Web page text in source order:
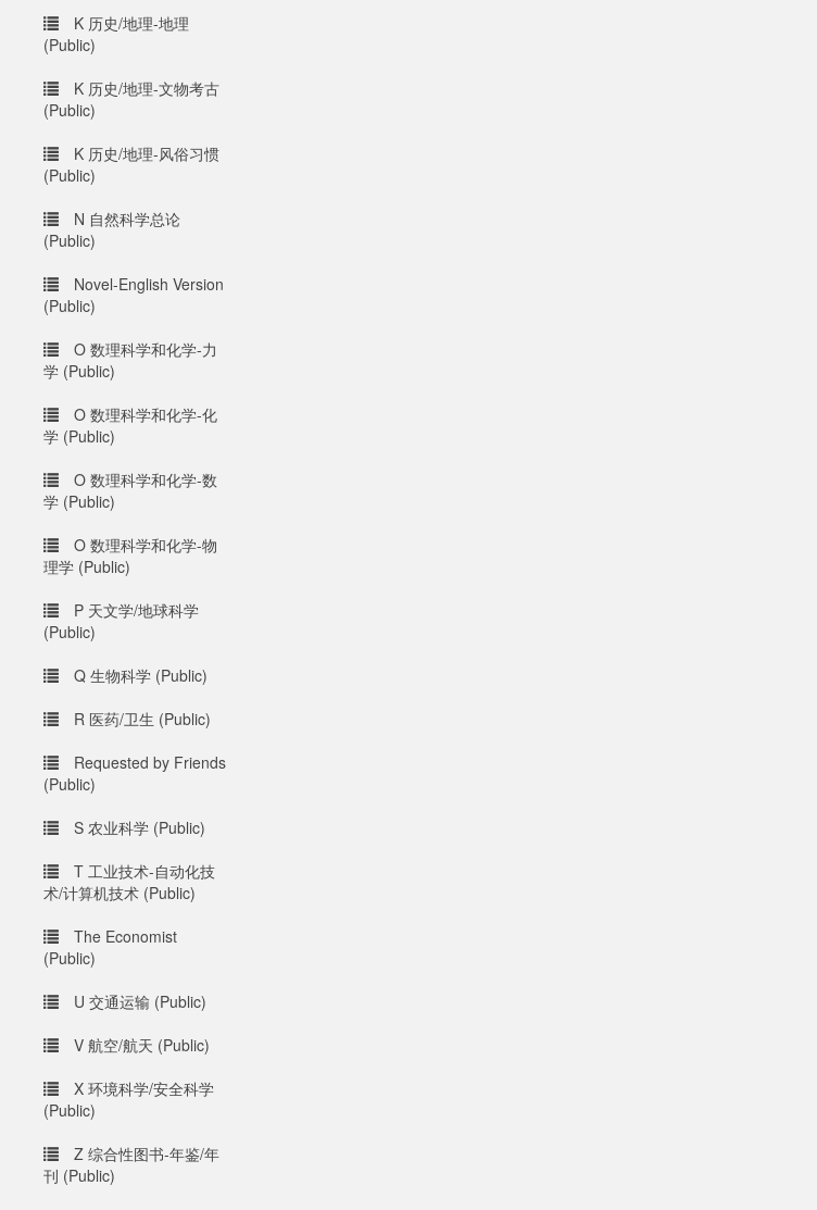
K 历史/地理-地理
(Public)
K 历史/地理-文物考古
(Public)
K 历史/地理-风俗习惯
(Public)
N 自然科学总论
(Public)
Novel-English Version
(Public)
O 数理科学和化学-力
学 (Public)
O 数理科学和化学-化
学 (Public)
O 数理科学和化学-数
学 (Public)
O 数理科学和化学-物
理学 (Public)
P 天文学/地球科学
(Public)
Q 生物科学 (Public)
R 医药/卫生 (Public)
Requested by Friends
(Public)
S 农业科学 (Public)
T 工业技术-自动化技
术/计算机技术 (Public)
The Economist
(Public)
U 交通运输 (Public)
V 航空/航天 (Public)
X 环境科学/安全科学
(Public)
Z 综合性图书-年鉴/年
刊 (Public)